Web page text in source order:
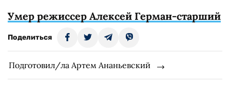
Умер режиссер Алексей Герман-старший
Поделиться
Подготовил/ла Артем Ананьевский